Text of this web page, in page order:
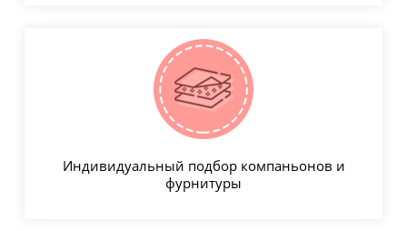
Индивидуальный подбор компаньонов и
фурнитуры